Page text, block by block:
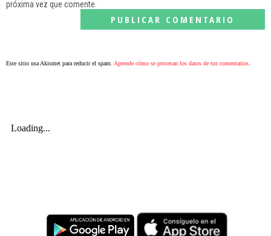
próxima vez que comente.
Este sitio usa Akismet para reducir el spam. Aprende cómo se procesan los datos de tus comentarios